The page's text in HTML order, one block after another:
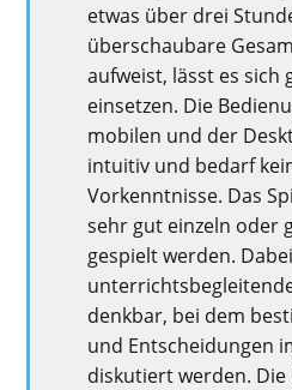
etwas über drei
überschaubare
aufweist, lässt es sich
einsetzen. Die
mobilen und der
intuitiv und bedarf
Vorkenntnisse. Das
sehr gut einzeln oder
gespielt werden.
denkbar, bei dem
und Entscheidungen
diskutiert werden.